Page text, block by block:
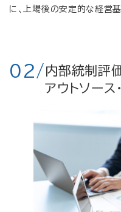
に、上場後の安定的な経営
02/ 内部統制評
アウトソース